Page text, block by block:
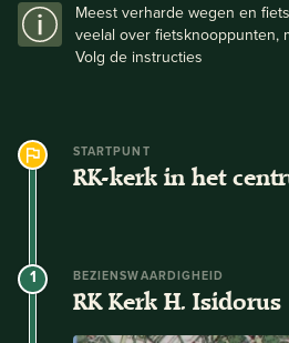
Meest verharde wegen en
veelal over fietsknooppunten,
Volg de instructies
STARTPUNT
RK-kerk in het
1 BEZIENSWAARDIGHEID
RK Kerk H. Isidorus